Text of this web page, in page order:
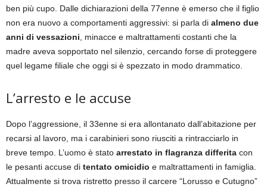
ben più cupo. Dalle dichiarazioni della 77enne è emerso che il figlio
non era nuovo a comportamenti aggressivi: si parla di almeno due
anni di vessazioni, minacce e maltrattamenti costanti che la
madre aveva sopportato nel silenzio, cercando forse di proteggere
quel legame filiale che oggi si è spezzato in modo drammatico.
L’arresto e le accuse
Dopo l’aggressione, il 33enne si era allontanato dall’abitazione per
recarsi al lavoro, ma i carabinieri sono riusciti a rintracciarlo in
breve tempo. L’uomo è stato arrestato in flagranza differita con
le pesanti accuse di tentato omicidio e maltrattamenti in famiglia.
Attualmente si trova ristretto presso il carcere “Lorusso e Cutugno”